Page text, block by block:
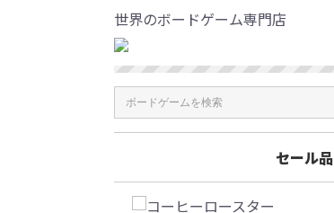
世界のボードゲーム専門店
セール品